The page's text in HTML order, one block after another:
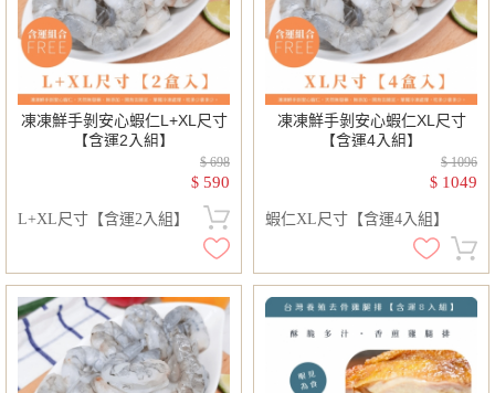
凍凍鮮手剝安心蝦仁L+XL尺寸
【含運2入組】
$ 698
$ 590
L+XL尺寸【含運2入組】
凍凍鮮手剝安心蝦仁XL尺寸
【含運4入組】
$ 1096
$ 1049
蝦仁XL尺寸【含運4入組】